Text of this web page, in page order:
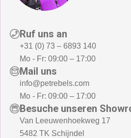
Ruf uns an
+31 (0) 73 – 6893 140
Mo - Fr: 09:00 – 17:00
Mail uns
info@petrebels.com
Mo - Fr: 09:00 – 17:00
Besuche unseren
Van Leeuwenhoekweg 17
5482 TK Schijndel